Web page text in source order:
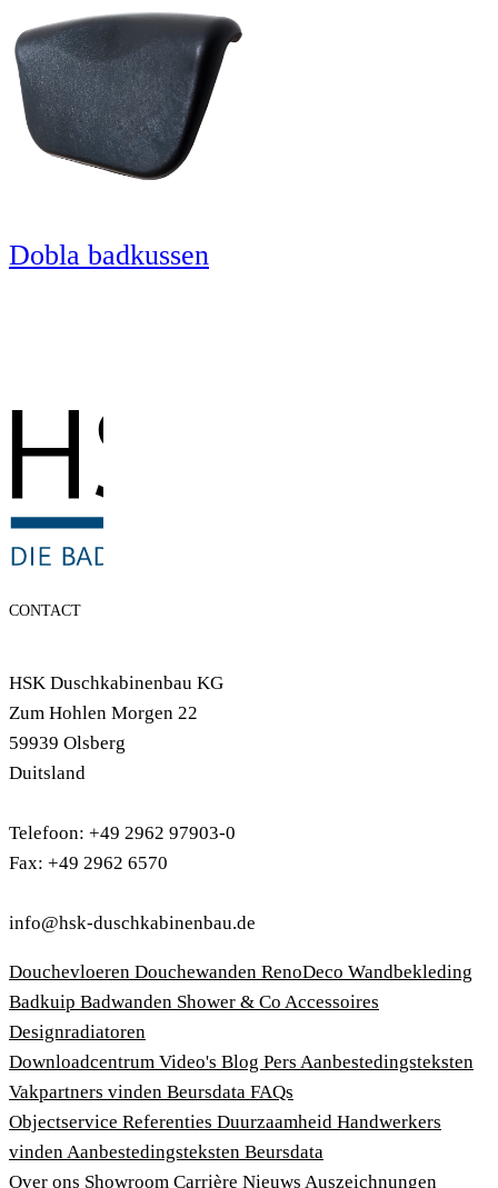
Dobla badkussen
CONTACT
HSK Duschkabinenbau KG
Zum Hohlen Morgen 22
59939 Olsberg
Duitsland
Telefoon: +49 2962 97903-0
Fax: +49 2962 6570
info@hsk-duschkabinenbau.de
Douchevloeren Douchewanden RenoDeco Wandbekleding
Badkuip Badwanden Shower & Co Accessoires
Designradiatoren
Downloadcentrum Video's Blog Pers Aanbestedingsteksten
Vakpartners vinden Beursdata FAQs
Objectservice Referenties Duurzaamheid Handwerkers
vinden Aanbestedingsteksten Beursdata
Over ons Showroom Carrière Nieuws Auszeichnungen